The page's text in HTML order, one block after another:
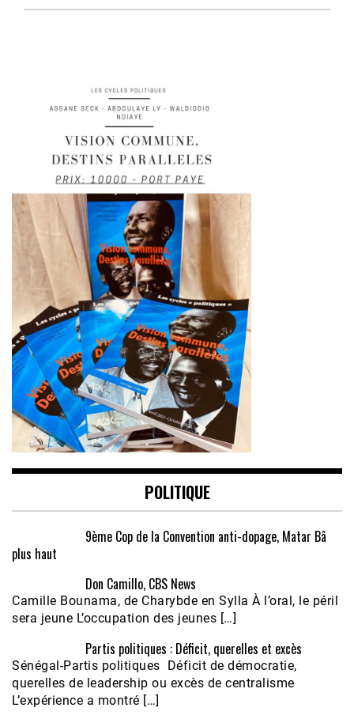
POLITIQUE
9ème Cop de la Convention anti-dopage, Matar Bâ
plus haut
Don Camillo, CBS News
Camille Bounama, de Charybde en Sylla À l’oral, le péril
sera jeune L’occupation des jeunes […]
Partis politiques : Déficit, querelles et excès
Sénégal-Partis politiques Déficit de démocratie,
querelles de leadership ou excès de centralisme
L’expérience a montré […]